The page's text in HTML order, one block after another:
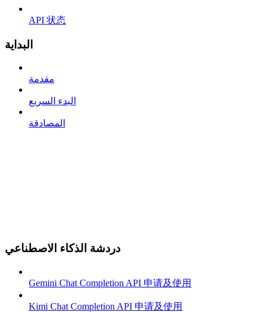
API 状态
البداية
مقدمة
البدء السريع
المصادقة
دردشة الذكاء الاصطناعي
Gemini Chat Completion API 申请及使用
Kimi Chat Completion API 申请及使用